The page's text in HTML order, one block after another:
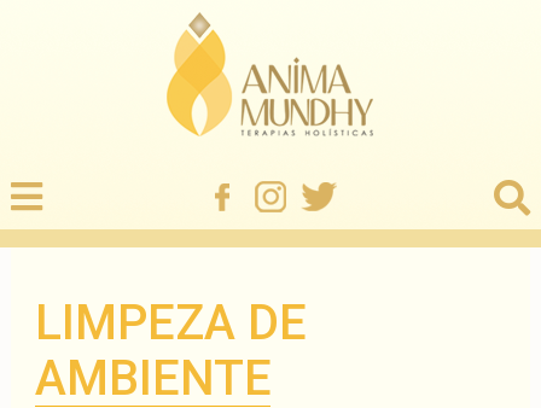
LIMPEZA DE
AMBIENTE